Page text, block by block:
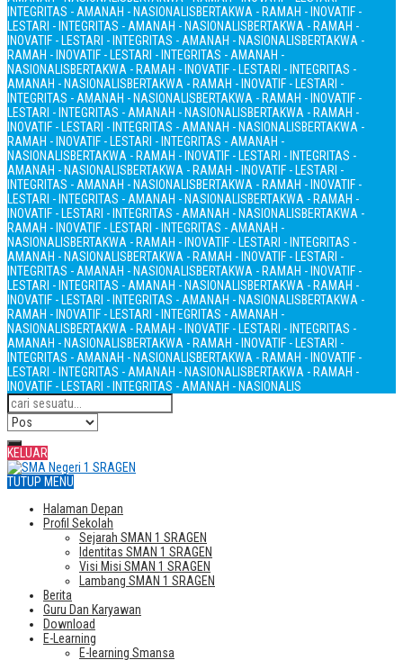
INTEGRITAS - AMANAH - NASIONALISBERTAKWA - RAMAH - INOVATIF -
LESTARI - INTEGRITAS - AMANAH - NASIONALISBERTAKWA - RAMAH -
INOVATIF - LESTARI - INTEGRITAS - AMANAH - NASIONALISBERTAKWA -
RAMAH - INOVATIF - LESTARI - INTEGRITAS - AMANAH -
NASIONALISBERTAKWA - RAMAH - INOVATIF - LESTARI - INTEGRITAS -
AMANAH - NASIONALISBERTAKWA - RAMAH - INOVATIF - LESTARI -
INTEGRITAS - AMANAH - NASIONALISBERTAKWA - RAMAH - INOVATIF -
LESTARI - INTEGRITAS - AMANAH - NASIONALISBERTAKWA - RAMAH -
INOVATIF - LESTARI - INTEGRITAS - AMANAH - NASIONALISBERTAKWA -
RAMAH - INOVATIF - LESTARI - INTEGRITAS - AMANAH -
NASIONALISBERTAKWA - RAMAH - INOVATIF - LESTARI - INTEGRITAS -
AMANAH - NASIONALISBERTAKWA - RAMAH - INOVATIF - LESTARI -
INTEGRITAS - AMANAH - NASIONALISBERTAKWA - RAMAH - INOVATIF -
LESTARI - INTEGRITAS - AMANAH - NASIONALISBERTAKWA - RAMAH -
INOVATIF - LESTARI - INTEGRITAS - AMANAH - NASIONALISBERTAKWA -
RAMAH - INOVATIF - LESTARI - INTEGRITAS - AMANAH -
NASIONALISBERTAKWA - RAMAH - INOVATIF - LESTARI - INTEGRITAS -
AMANAH - NASIONALISBERTAKWA - RAMAH - INOVATIF - LESTARI -
INTEGRITAS - AMANAH - NASIONALISBERTAKWA - RAMAH - INOVATIF -
LESTARI - INTEGRITAS - AMANAH - NASIONALISBERTAKWA - RAMAH -
INOVATIF - LESTARI - INTEGRITAS - AMANAH - NASIONALISBERTAKWA -
RAMAH - INOVATIF - LESTARI - INTEGRITAS - AMANAH -
NASIONALISBERTAKWA - RAMAH - INOVATIF - LESTARI - INTEGRITAS -
AMANAH - NASIONALISBERTAKWA - RAMAH - INOVATIF - LESTARI -
INTEGRITAS - AMANAH - NASIONALISBERTAKWA - RAMAH - INOVATIF -
LESTARI - INTEGRITAS - AMANAH - NASIONALISBERTAKWA - RAMAH -
INOVATIF - LESTARI - INTEGRITAS - AMANAH - NASIONALIS
KELUAR
TUTUP MENU
Halaman Depan
Profil Sekolah
Sejarah SMAN 1 SRAGEN
Identitas SMAN 1 SRAGEN
Visi Misi SMAN 1 SRAGEN
Lambang SMAN 1 SRAGEN
Berita
Guru Dan Karyawan
Download
E-Learning
E-learning Smansa